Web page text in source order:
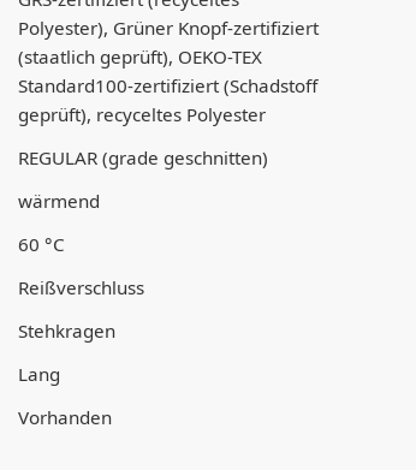
Polyester), Grüner Knopf-zertifiziert
(staatlich geprüft), OEKO-TEX
Standard100-zertifiziert (Schadstoff
geprüft), recyceltes Polyester
REGULAR (grade geschnitten)
wärmend
60 °C
Reißverschluss
Stehkragen
Lang
Vorhanden